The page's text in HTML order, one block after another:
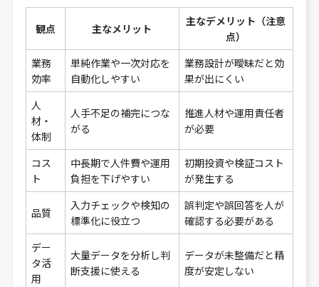
観点 主なメリット
主なデメリット（注意
点）
業務
効率
単純作業や一次対応を
自動化しやすい
業務設計が曖昧だと効
果が出にくい
人
材・
体制
人手不足の補完につな
がる
推進人材や運用責任者
が必要
コス
ト
中長期で人件費や運用
負担を下げやすい
初期投資や検証コスト
が発生する
品質
入力チェックや検知の
標準化に役立つ
誤判定や誤回答を人が
確認する必要がある
デー
タ活
用
大量データを分析し判
断支援に使える
データが未整備だと精
度が安定しない